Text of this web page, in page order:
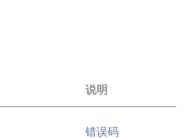
说明
错误码